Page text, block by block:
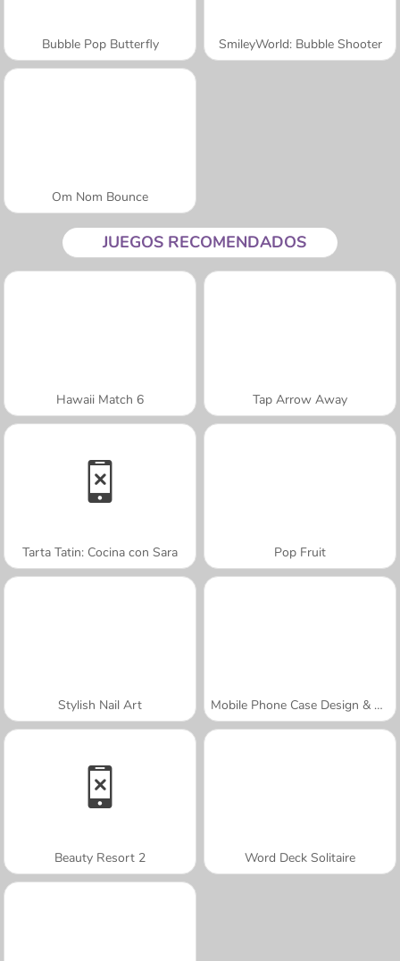
Bubble Pop Butterfly SmileyWorld: Bubble Shooter
Om Nom Bounce
JUEGOS RECOMENDADOS
Hawaii Match 6 Tap Arrow Away
Tarta Tatin: Cocina con Sara Pop Fruit
Stylish Nail Art Mobile Phone Case Design & DIY
Beauty Resort 2 Word Deck Solitaire